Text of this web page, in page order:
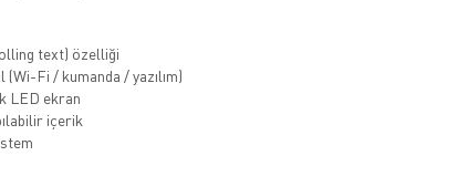
text) özelliği
Fi / kumanda / yazılım)
LED ekran
içerik